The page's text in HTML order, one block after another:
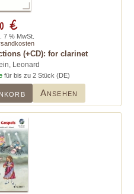
(+CD): for clarinet
Leonard
für bis zu 2 Stück (DE)
Ansehen
€
7 % MwSt.